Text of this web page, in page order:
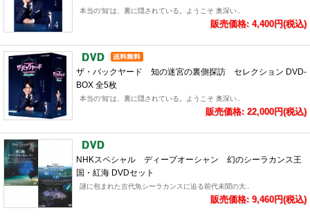
本当の'知'は、裏に隠されている。ようこそ 奥深い..
販売価格: 4,400円(税込)
ザ・バックヤード 知の迷宮の裏側探訪 セレクション DVD-
BOX 全5枚
本当の'知'は、裏に隠されている。ようこそ 奥深い..
販売価格: 22,000円(税込)
NHKスペシャル ディープオーシャン 幻のシーラカンス王
国・紅海 DVDセット
謎に包まれた古代魚シーラカンスに迫る前代未聞の大..
販売価格: 9,460円(税込)